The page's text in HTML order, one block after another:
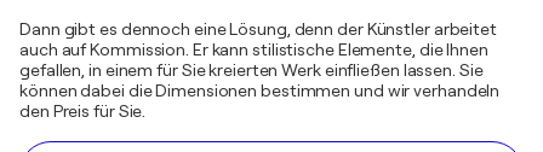
Dann gibt es dennoch eine Lösung, denn der Künstler arbeitet
auch auf Kommission. Er kann stilistische Elemente, die Ihnen
gefallen, in einem für Sie kreierten Werk einfließen lassen. Sie
können dabei die Dimensionen bestimmen und wir verhandeln
den Preis für Sie.